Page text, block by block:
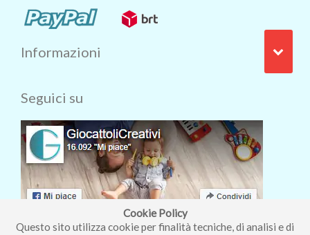
Cookie Policy
Questo sito utilizza cookie per finalità tecniche, di analisi e di
Informazioni
Seguici su